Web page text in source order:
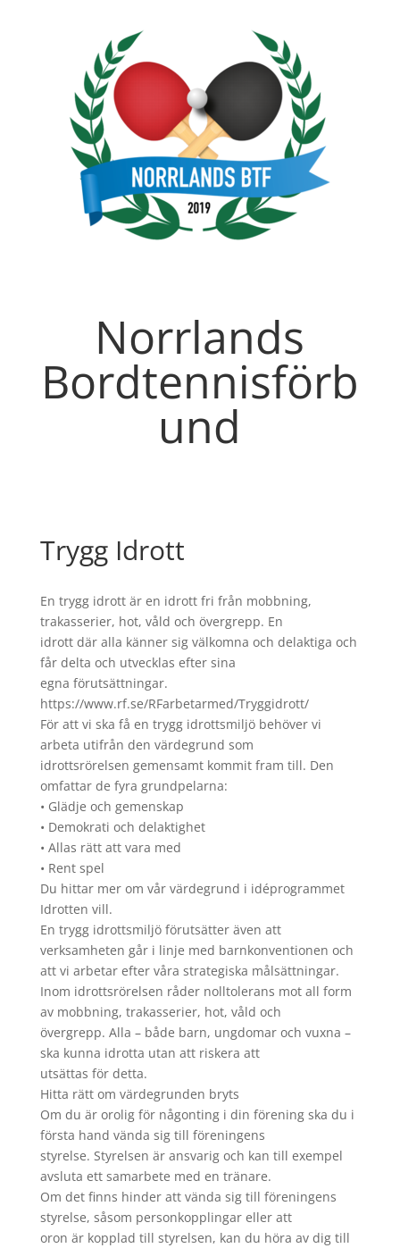
Norrlands
Bordtennisförb
und
Trygg Idrott
En trygg idrott är en idrott fri från mobbning,
trakasserier, hot, våld och övergrepp. En
idrott där alla känner sig välkomna och delaktiga och
får delta och utvecklas efter sina
egna förutsättningar.
https://www.rf.se/RFarbetarmed/Tryggidrott/
För att vi ska få en trygg idrottsmiljö behöver vi
arbeta utifrån den värdegrund som
idrottsrörelsen gemensamt kommit fram till. Den
omfattar de fyra grundpelarna:
• Glädje och gemenskap
• Demokrati och delaktighet
• Allas rätt att vara med
• Rent spel
Du hittar mer om vår värdegrund i idéprogrammet
Idrotten vill.
En trygg idrottsmiljö förutsätter även att
verksamheten går i linje med barnkonventionen och
att vi arbetar efter våra strategiska målsättningar.
Inom idrottsrörelsen råder nolltolerans mot all form
av mobbning, trakasserier, hot, våld och
övergrepp. Alla – både barn, ungdomar och vuxna –
ska kunna idrotta utan att riskera att
utsättas för detta.
Hitta rätt om värdegrunden bryts
Om du är orolig för någonting i din förening ska du i
första hand vända sig till föreningens
styrelse. Styrelsen är ansvarig och kan till exempel
avsluta ett samarbete med en tränare.
Om det finns hinder att vända sig till föreningens
styrelse, såsom personkopplingar eller att
oron är kopplad till styrelsen, kan du höra av dig till